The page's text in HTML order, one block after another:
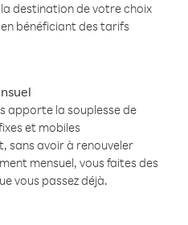
destination de votre choix
bénéficiant des tarifs
apporte la souplesse de
et mobiles
sans avoir à renouveler
mensuel, vous faites des
vous passez déjà.